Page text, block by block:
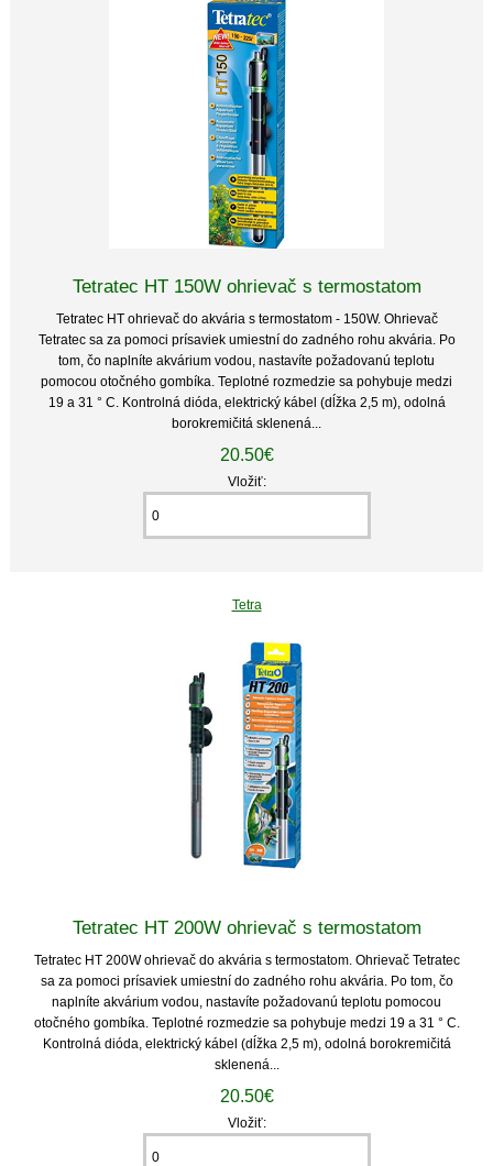
Tetratec HT 150W ohrievač s termostatom
Tetratec HT ohrievač do akvária s termostatom - 150W. Ohrievač
Tetratec sa za pomoci prísaviek umiestní do zadného rohu akvária. Po
tom, čo naplníte akvárium vodou, nastavíte požadovanú teplotu
pomocou otočného gombíka. Teplotné rozmedzie sa pohybuje medzi
19 a 31 ° C. Kontrolná dióda, elektrický kábel (dĺžka 2,5 m), odolná
borokremičitá sklenená...
20.50€
Vložiť:
Tetra
Tetratec HT 200W ohrievač s termostatom
Tetratec HT 200W ohrievač do akvária s termostatom. Ohrievač Tetratec
sa za pomoci prísaviek umiestní do zadného rohu akvária. Po tom, čo
naplníte akvárium vodou, nastavíte požadovanú teplotu pomocou
otočného gombíka. Teplotné rozmedzie sa pohybuje medzi 19 a 31 ° C.
Kontrolná dióda, elektrický kábel (dĺžka 2,5 m), odolná borokremičitá
sklenená...
20.50€
Vložiť: